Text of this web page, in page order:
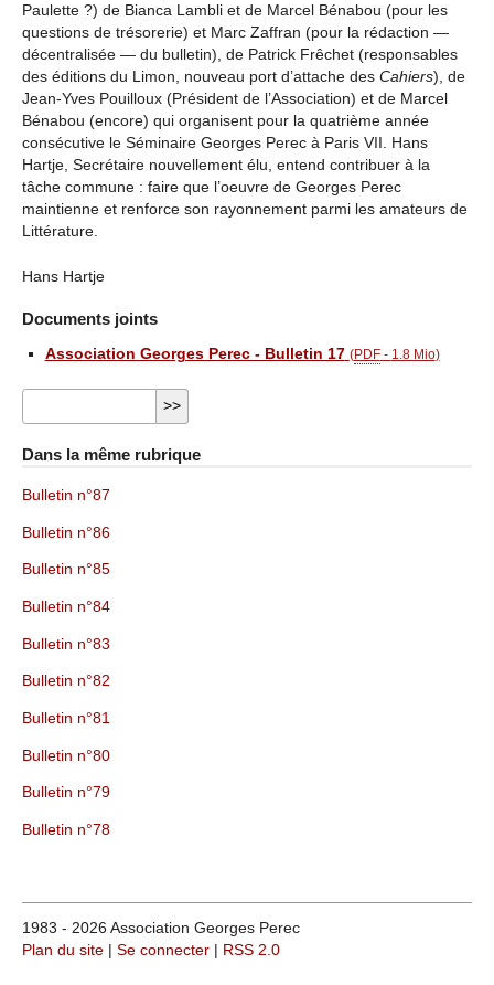
Paulette ?) de Bianca Lambli et de Marcel Bénabou (pour les
questions de trésorerie) et Marc Zaffran (pour la rédaction —
décentralisée — du bulletin), de Patrick Frêchet (responsables
des éditions du Limon, nouveau port d’attache des Cahiers), de
Jean-Yves Pouilloux (Président de l’Association) et de Marcel
Bénabou (encore) qui organisent pour la quatrième année
consécutive le Séminaire Georges Perec à Paris VII. Hans
Hartje, Secrétaire nouvellement élu, entend contribuer à la
tâche commune : faire que l’oeuvre de Georges Perec
maintienne et renforce son rayonnement parmi les amateurs de
Littérature.
Hans Hartje
Documents joints
Association Georges Perec - Bulletin 17 (PDF- 1.8 Mio)
Dans la même rubrique
Bulletin n°87
Bulletin n°86
Bulletin n°85
Bulletin n°84
Bulletin n°83
Bulletin n°82
Bulletin n°81
Bulletin n°80
Bulletin n°79
Bulletin n°78
1983 - 2026 Association Georges Perec
Plan du site
Se connecter RSS 2.0